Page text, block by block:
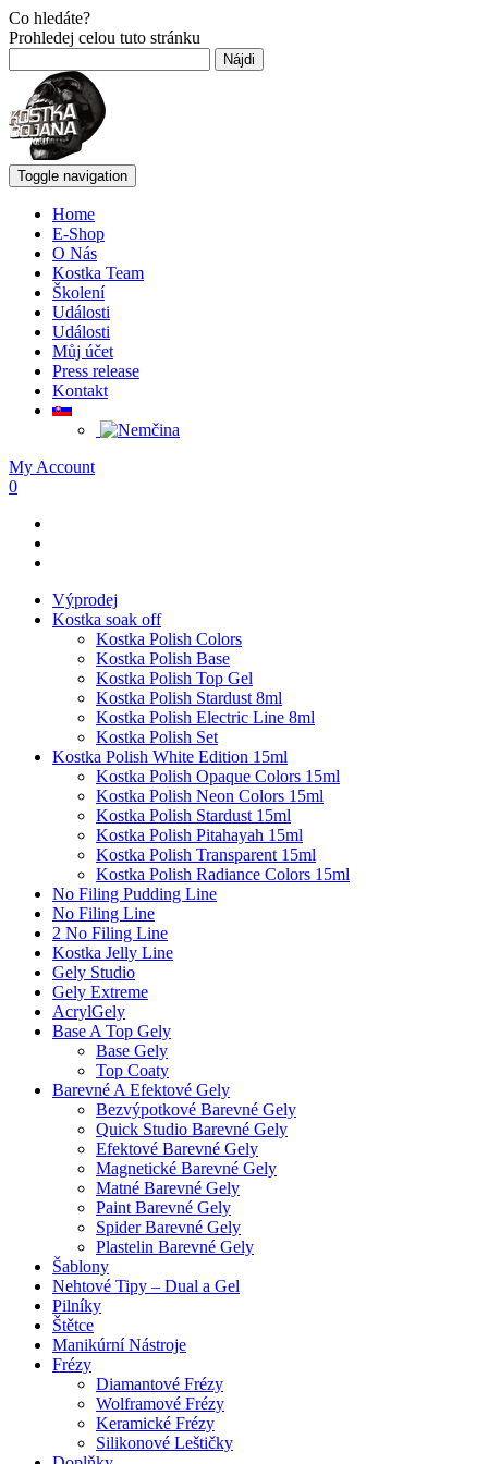
Co hledáte?
Prohledej celou tuto stránku
Toggle navigation
Home
E-Shop
O Nás
Kostka Team
Školení
Události
Události
Můj účet
Press release
Kontakt
My Account
0
Výprodej
Kostka soak off
Kostka Polish Colors
Kostka Polish Base
Kostka Polish Top Gel
Kostka Polish Stardust 8ml
Kostka Polish Electric Line 8ml
Kostka Polish Set
Kostka Polish White Edition 15ml
Kostka Polish Opaque Colors 15ml
Kostka Polish Neon Colors 15ml
Kostka Polish Stardust 15ml
Kostka Polish Pitahayah 15ml
Kostka Polish Transparent 15ml
Kostka Polish Radiance Colors 15ml
No Filing Pudding Line
No Filing Line
2 No Filing Line
Kostka Jelly Line
Gely Studio
Gely Extreme
AcrylGely
Base A Top Gely
Base Gely
Top Coaty
Barevné A Efektové Gely
Bezvýpotkové Barevné Gely
Quick Studio Barevné Gely
Efektové Barevné Gely
Magnetické Barevné Gely
Matné Barevné Gely
Paint Barevné Gely
Spider Barevné Gely
Plastelin Barevné Gely
Šablony
Nehtové Tipy – Dual a Gel
Pilníky
Štětce
Manikúrní Nástroje
Frézy
Diamantové Frézy
Wolframové Frézy
Keramické Frézy
Silikonové Leštičky